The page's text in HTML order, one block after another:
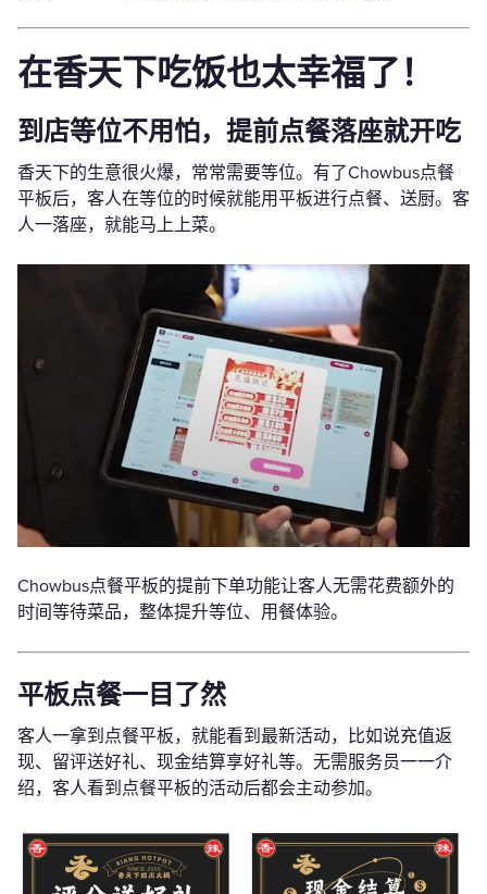
在香天下吃饭也太幸福了！
到店等位不用怕，提前点餐落座就开吃
香天下的生意很火爆，常常需要等位。有了Chowbus点餐
平板后，客人在等位的时候就能用平板进行点餐、送厨。客
人一落座，就能马上上菜。
Chowbus点餐平板的提前下单功能让客人无需花费额外的
时间等待菜品，整体提升等位、用餐体验。
平板点餐一目了然
客人一拿到点餐平板，就能看到最新活动，比如说充值返
现、留评送好礼、现金结算享好礼等。无需服务员一一介
绍，客人看到点餐平板的活动后都会主动参加。